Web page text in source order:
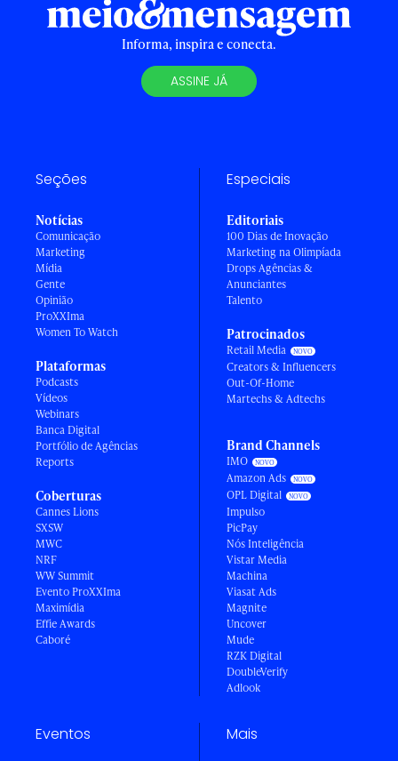
Informa, inspira e conecta.
ASSINE JÁ
Seções
Notícias
Comunicação
Marketing
Mídia
Gente
Opinião
ProXXIma
Women To Watch
Plataformas
Podcasts
Vídeos
Webinars
Banca Digital
Portfólio de Agências
Reports
Coberturas
Cannes Lions
SXSW
MWC
NRF
WW Summit
Evento ProXXIma
Maximídia
Effie Awards
Caboré
Especiais
Editoriais
100 Dias de Inovação
Marketing na Olimpíada
Drops Agências &
Anunciantes
Talento
Patrocinados
Retail Media
Creators & Influencers
Out-Of-Home
Martechs & Adtechs
Brand Channels
IMO
Amazon Ads
OPL Digital
Impulso
PicPay
Nós Inteligência
Vistar Media
Machina
Viasat Ads
Magnite
Uncover
Mude
RZK Digital
DoubleVerify
Adlook
Eventos Mais